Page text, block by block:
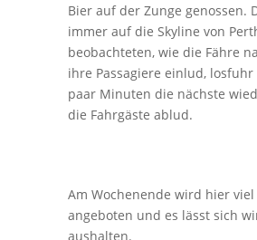
Bier auf der Zunge genossen.
immer auf die Skyline von
beobachteten, wie die Fähre
ihre Passagiere einlud,
paar Minuten die nächste
die Fahrgäste ablud.
Am Wochenende wird hier viel
angeboten und es lässt sich
aushalten.